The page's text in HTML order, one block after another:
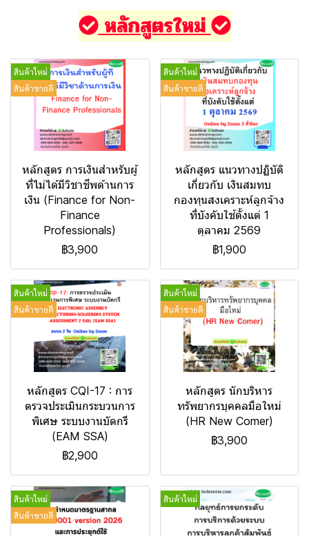
หลักสูตรใหม่
สินค้าใหม่
สินค้าขายดี
หลักสูตร การเงินสำหรับผู้
ที่ไม่ได้มีวิชาชีพด้านการ
เงิน (Finance for Non-
Finance
Professionals)
฿3,900
สินค้าใหม่
สินค้าขายดี
หลักสูตร แนวทางปฏิบัติ
เกี่ยวกับ เงินสมทบ
กองทุนสงเคราะห์ลูกจ้าง
ที่บังคับใช้ตั้งแต่ 1
ตุลาคม 2569
฿1,900
สินค้าใหม่
สินค้าขายดี
หลักสูตร CQI-17 : การ
ตรวจประเมินกระบวนการ
พิเศษ ระบบงานบัดกรี
(EAM SSA)
฿2,900
สินค้าใหม่
สินค้าขายดี
หลักสูตร นักบริหาร
ทรัพยากรบุคคลมือใหม่
(HR New Comer)
฿3,900
สินค้าใหม่
สินค้าขายดี
สินค้าใหม่